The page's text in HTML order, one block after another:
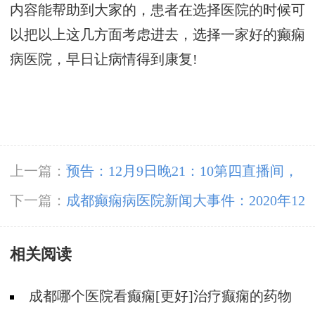
内容能帮助到大家的，患者在选择医院的时候可
以把以上这几方面考虑进去，选择一家好的癫痫
病医院，早日让病情得到康复!
上一篇： 预告：12月9日晚21：10第四直播间，
跟豆晓峰主任一起了解癫痫患者睡眠、饮食、心
理、冬季预防等问题
下一篇： 成都癫痫病医院新闻大事件：2020年12
月19日上午，成都神康癫痫医院组织新冠肺炎应
急预案演练
相关阅读
成都哪个医院看癫痫[更好]治疗癫痫的药物